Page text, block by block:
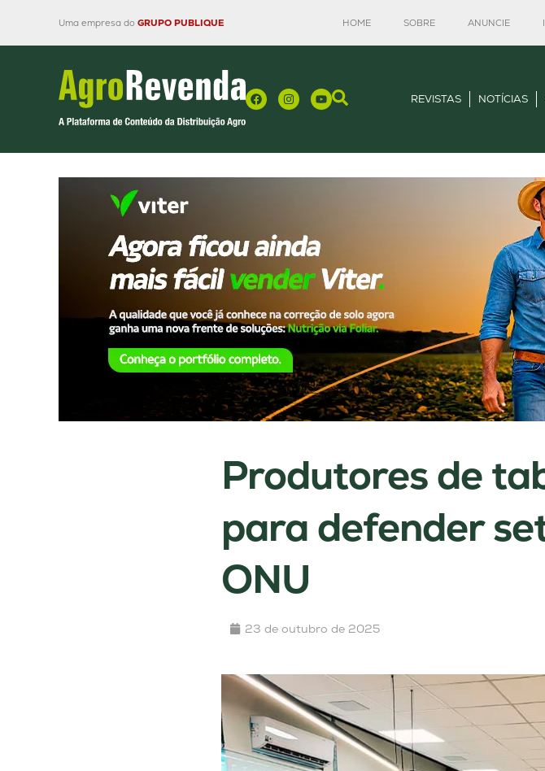
Uma empresa do GRUPO PUBLIQUE HOME SOBRE ANUNCIE
REVISTAS NOTÍCIAS
Produtores de
para defender
ONU
23 de outubro de 2025